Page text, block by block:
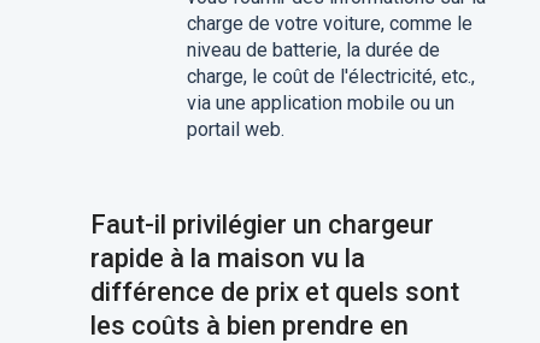
charge de votre voiture, comme le
niveau de batterie, la durée de
charge, le coût de l'électricité, etc.,
via une application mobile ou un
portail web.
Faut-il privilégier un chargeur
rapide à la maison vu la
différence de prix et quels sont
les coûts à bien prendre en